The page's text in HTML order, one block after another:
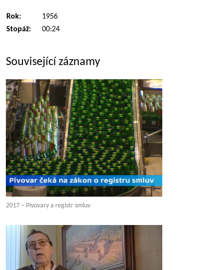
Rok:
1956
Stopáž:
00:24
Související záznamy
2017 – Pivovary a registr smluv